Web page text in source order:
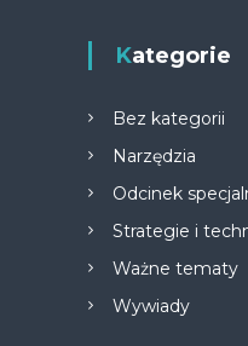
Kategorie
Bez kategorii
Narzędzia
Odcinek
Strategie i
Ważne tematy
Wywiady